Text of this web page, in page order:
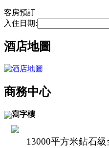
客房預訂
入住日期:
酒店地圖
商務中心
寫字樓
13000平方米鉆石